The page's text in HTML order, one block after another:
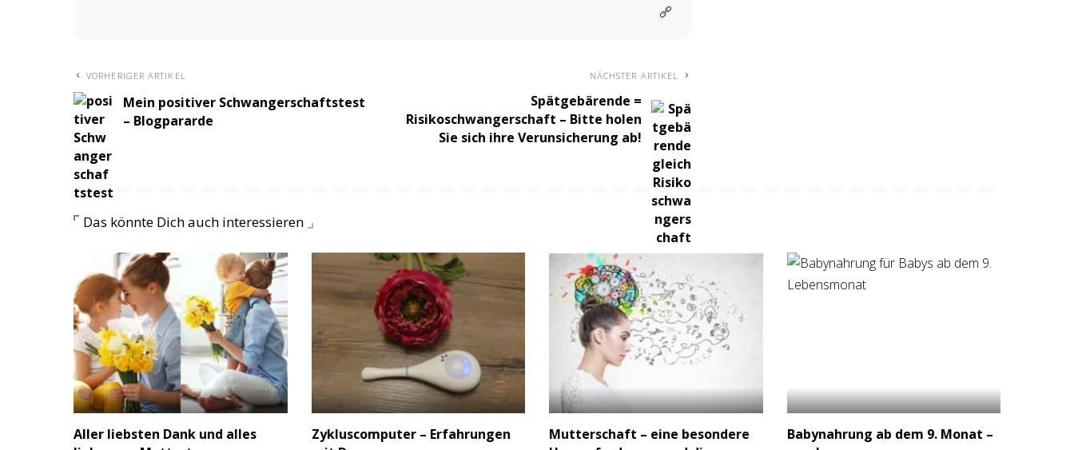
VORHERIGER ARTIKEL
Mein positiver Schwangerschaftstest
– Blogpararde
NÄCHSTER ARTIKEL
Spätgebärende =
Risikoschwangerschaft – Bitte holen
Sie sich ihre Verunsicherung ab!
Das könnte Dich auch interessieren
Aller liebsten Dank und alles
Zykluscomputer – Erfahrungen
Mutterschaft – eine besondere
Babynahrung ab dem 9. Monat –